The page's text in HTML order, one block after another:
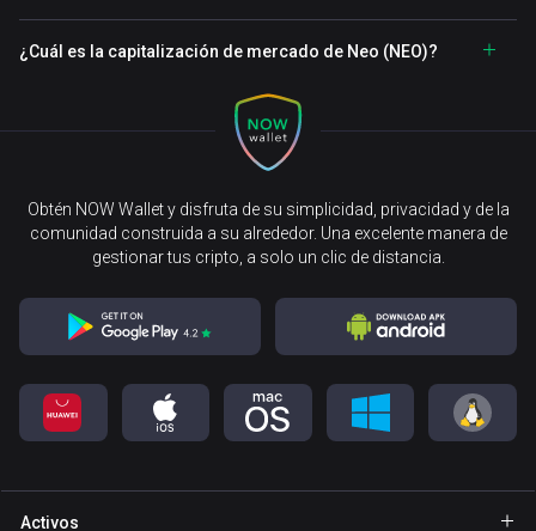
¿Cuál es la capitalización de mercado de Neo (NEO)?
Obtén NOW Wallet y disfruta de su simplicidad, privacidad y de la
comunidad construida a su alrededor. Una excelente manera de
gestionar tus cripto, a solo un clic de distancia.
Activos